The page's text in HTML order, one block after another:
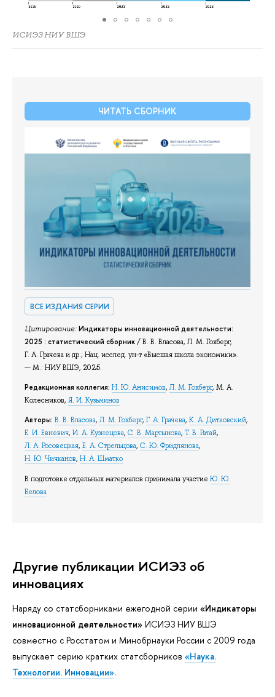
ИСИЭЗ НИУ ВШЭ
ЧИТАТЬ СБОРНИК
ВСЕ ИЗДАНИЯ СЕРИИ
Цитирование:Индикаторы инновационной деятельности:
2025 : статистический сборник/ В. В. Власова, Л. М. Гохберг,
Г. А. Грачева и др.; Нац. исслед. ун-т «Высшая школа экономики».
— М.: НИУ ВШЭ, 2025.
Редакционная коллегия: Н. Ю. Анисимов,Л. М. Гохберг, М. А.
Колесников, Я. И. Кузьминов
Авторы: В. В. Власова,Л. М. Гохберг, Г. А. Грачева, К. А. Дитковский,
Е. И. Евневич, И. А. Кузнецова, С. В. Мартынова, Т. В. Ратай,
Л. А. Росовецкая, Е. А. Стрельцова, С. Ю. Фридлянова,
Н. Ю. Чичканов, Н. А. Шматко
В подготовке отдельных материалов принимала участие Ю. Ю.
Белова
Другие публикации ИСИЭЗ об
инновациях
Наряду со статсборниками ежегодной серии «Индикаторы
инновационной деятельности» ИСИЭЗ НИУ ВШЭ
совместно с Росстатом и Минобрнауки России с 2009 года
выпускает серию кратких статсборников «Наука.
Технологии. Инновации».